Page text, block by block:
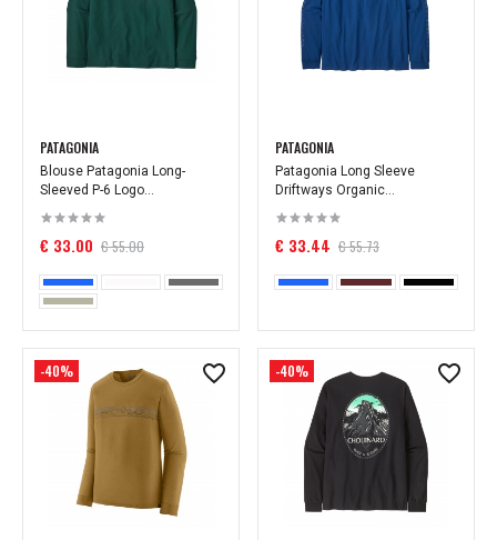
PATAGONIA
Blouse Patagonia Long-
Sleeved P-6 Logo...
€ 33.00 € 55.00
PATAGONIA
Patagonia Long Sleeve
Driftways Organic...
€ 33.44 € 55.73
-40% -40%